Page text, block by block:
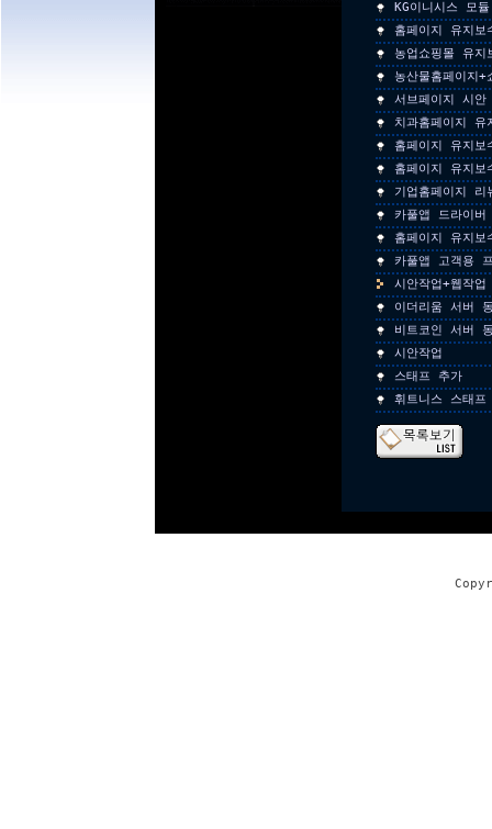
KG이니시스 모
홈페이지 유지보
농업쇼핑몰 유지
농산물홈페이지
서브페이지 시안
치과홈페이지 유
홈페이지 유지보
홈페이지 유지보
기업홈페이지 리
카풀앱 드라이
홈페이지 유지보
카풀앱 고객용
시안작업+웹작업
이더리움 서버
비트코인 서버
시안작업
스태프 추가
휘트니스 스태